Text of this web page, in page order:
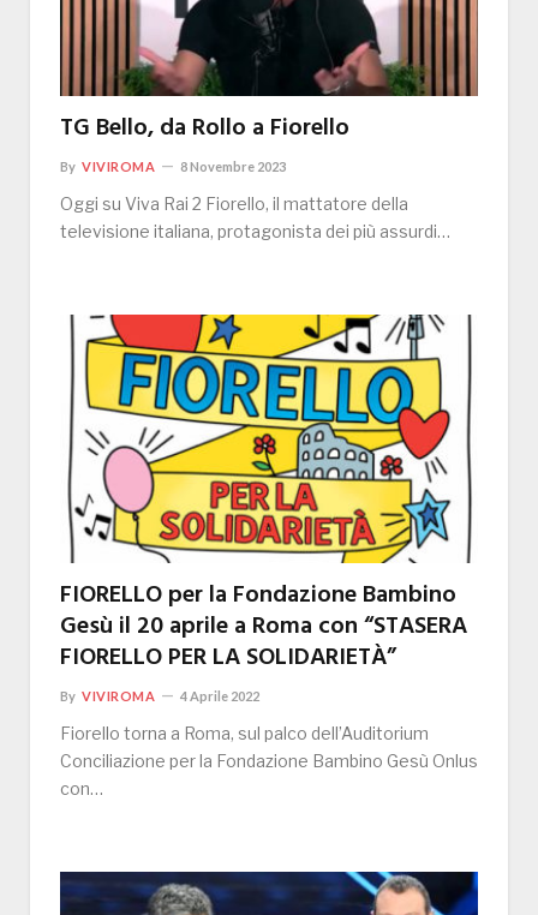
TG Bello, da Rollo a Fiorello
By VIVIROMA 8 Novembre 2023
Oggi su Viva Rai 2 Fiorello, il mattatore della
televisione italiana, protagonista dei più assurdi…
FIORELLO per la Fondazione Bambino
Gesù il 20 aprile a Roma con “STASERA
FIORELLO PER LA SOLIDARIETÀ”
By VIVIROMA 4 Aprile 2022
Fiorello torna a Roma, sul palco dell’Auditorium
Conciliazione per la Fondazione Bambino Gesù Onlus
con…